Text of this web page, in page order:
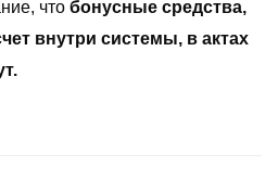
что бонусные средства,
внутри системы, в актах